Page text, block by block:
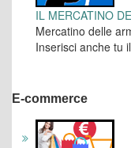
IL MERCATINO
Mercatino delle
Inserisci anche tu
E-commerce